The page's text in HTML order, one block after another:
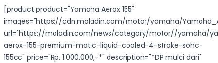
[product product="Yamaha Aerox 155"
images="https://cdn.moladin.com/motor/yamaha/
url="https://moladin.com/news/category/motor//yamaha/
aerox-155-premium-matic-liquid-cooled-4-stroke-sohc-
155cc" price="Rp. 1.000.000,-*" description="*DP mulai dari"